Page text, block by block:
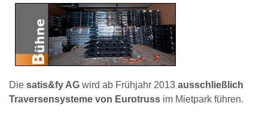
Die satis&fy AG wird ab Frühjahr 2013 ausschließlich
Traversensysteme von Eurotruss im Mietpark führen.